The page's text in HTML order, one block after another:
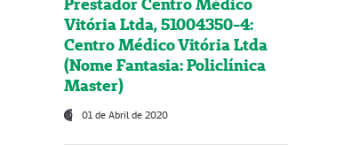
Prestador Centro Médico
Vitória Ltda, 51004350-4:
Centro Médico Vitória Ltda
(Nome Fantasia: Policlínica
Master)
01 de Abril de 2020